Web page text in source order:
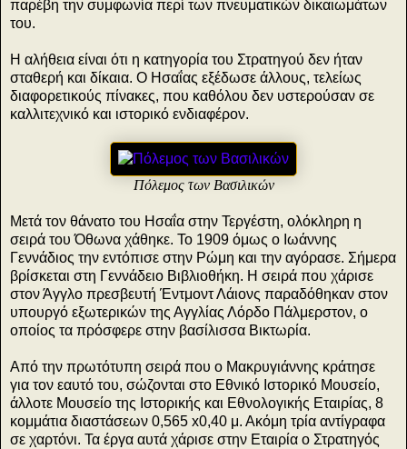
παρέβη την συμφωνία περί των πνευματικών δικαιωμάτων
του.
Η αλήθεια είναι ότι η κατηγορία του Στρατηγού δεν ήταν
σταθερή και δίκαια. Ο Ησαΐας εξέδωσε άλλους, τελείως
διαφορετικούς πίνακες, που καθόλου δεν υστερούσαν σε
καλλιτεχνικό και ιστορικό ενδιαφέρον.
Πόλεμος των Βασιλικών
Μετά τον θάνατο του Ησαΐα στην Τεργέστη, ολόκληρη η
σειρά του Όθωνα χάθηκε. Το 1909 όμως ο Ιωάννης
Γεννάδιος την εντόπισε στην Ρώμη και την αγόρασε. Σήμερα
βρίσκεται στη Γεννάδειο Βιβλιοθήκη. Η σειρά που χάρισε
στον Άγγλο πρεσβευτή Έντμοντ Λάιονς παραδόθηκαν στον
υπουργό εξωτερικών της Αγγλίας Λόρδο Πάλμερστον, ο
οποίος τα πρόσφερε στην βασίλισσα Βικτωρία.
Από την πρωτότυπη σειρά που ο Μακρυγιάννης κράτησε
για τον εαυτό του, σώζονται στο Εθνικό Ιστορικό Μουσείο,
άλλοτε Μουσείο της Ιστορικής και Εθνολογικής Εταιρίας, 8
κομμάτια διαστάσεων 0,565 x0,40 μ. Ακόμη τρία αντίγραφα
σε χαρτόνι. Τα έργα αυτά χάρισε στην Εταιρία ο Στρατηγός